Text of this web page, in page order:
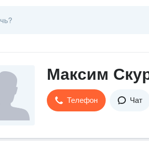
Максим
Телефон Чат